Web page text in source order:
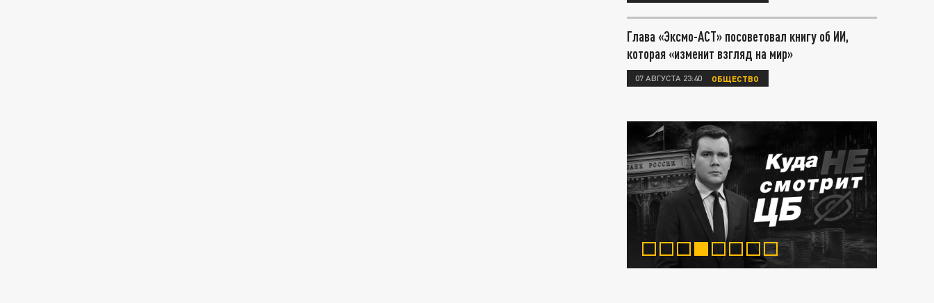
Глава «Эксмо-АСТ» посоветовал книгу об ИИ,
которая «изменит взгляд на мир»
07 АВГУСТА 23:40 ОБЩЕСТВО